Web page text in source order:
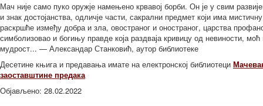
Мач није само пуко оружје намењено крвавој борби. Он је у свим
и знак достојанства, одличје части, сакрални предмет који има
раскршће између добра и зла, овостраног и оностраног, царства
симболизовао и богињу правде која раздваја кривицу од невиности,
мудрост... — Александар Станковић, аутор библиотеке
Десетине књига и предавања имате на електронској библиотеци
заоставштине предака
Објављено: 28.02.2022